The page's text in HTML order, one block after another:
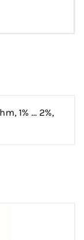
1% ... 2%,